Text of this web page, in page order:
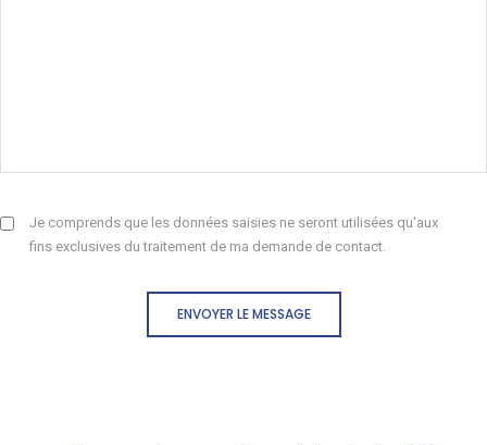
Je comprends que les données saisies ne seront utilisées qu'aux
fins exclusives du traitement de ma demande de contact.
ENVOYER LE MESSAGE